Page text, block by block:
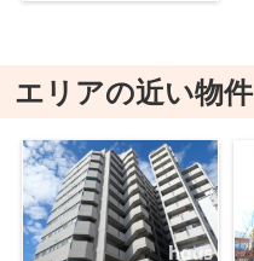
エリアの近い物件